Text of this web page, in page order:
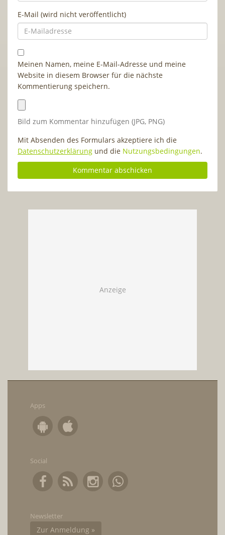
E-Mail (wird nicht veröffentlicht)
Meinen Namen, meine E-Mail-Adresse und meine
Website in diesem Browser für die nächste
Kommentierung speichern.
Bild zum Kommentar hinzufügen (JPG, PNG)
Mit Absenden des Formulars akzeptiere ich die
Datenschutzerklärung und die Nutzungsbedingungen.
Apps
Social
Newsletter
Zur Anmeldung »